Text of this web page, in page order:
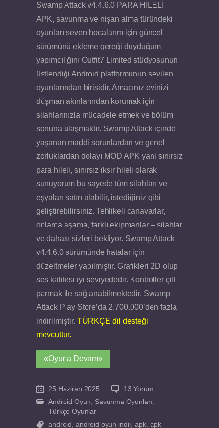
Swamp Attack v4.4.6.0 PARA HİLELİ
APK, savunma ve nişan alma türündeki
oyunları seven hocalarım için güncel
sürümünü ekleme gereği duyduğum
yapımcılığını Outfit7 Limited stüdyosunun
üstlendiği Android platformunun sevilen
oyunlarından birisidir. Amacınız evinizi
düşman akınlarından korumak için
silahlarınızla mücadele etmek ve bölüm
sonuna ulaşmaktır. Swamp Attack içinde
yaşanan maddi sorunlardan ve genel
zorluklardan dolayı MOD APK yani sınırsız
para hileli, sınırsız iksir hileli olarak
sunuyorum bu sayede tüm silahları ve
eşyaları satın alabilir, istediğiniz gibi
geliştirebilirsiniz. Tehlikeli canavarlar,
onlarca aşama, farklı ekipmanlar – silahlar
ve dahası sizleri bekliyor. Swamp Attack
v4.4.6.0 sürümünde hatalar için
düzeltmeler yapılmıştır. Grafikleri 2D olup
ses kalitesi iyi seviyededir. Kontroller çift
parmak ile sağlanabilmektedir. Swamp
Attack Play Store’da 2.700.000’den fazla
indirilmiştir. TÜRKÇE dil desteği
mevcuttur.
«Oyuna Devam»
25 Haziran 2025
13 Yorum
Android Oyun
Savunma Oyunları
Türkçe Oyunlar
android android oyun indir, apk apk